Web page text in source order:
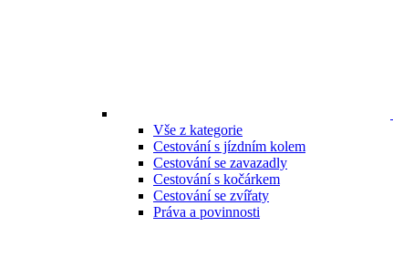
Vše z kategorie
Cestování s jízdním kolem
Cestování se zavazadly
Cestování s kočárkem
Cestování se zvířaty
Práva a povinnosti